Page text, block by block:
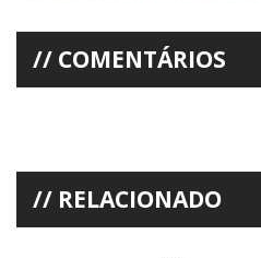
COMENTÁRIOS
RELACIONADO